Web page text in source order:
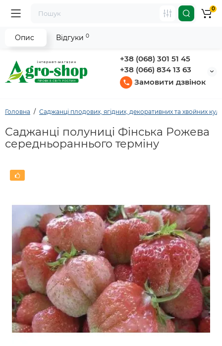
+38 (068) 301 51 45
+38 (066) 834 13 63
Замовити дзвінок
0
Головна Саджанці плодових, ягідних, декоративних та хвойних
Саджанці полуниці Фінська Рожева
середньораннього терміну
Опис Відгуки 0